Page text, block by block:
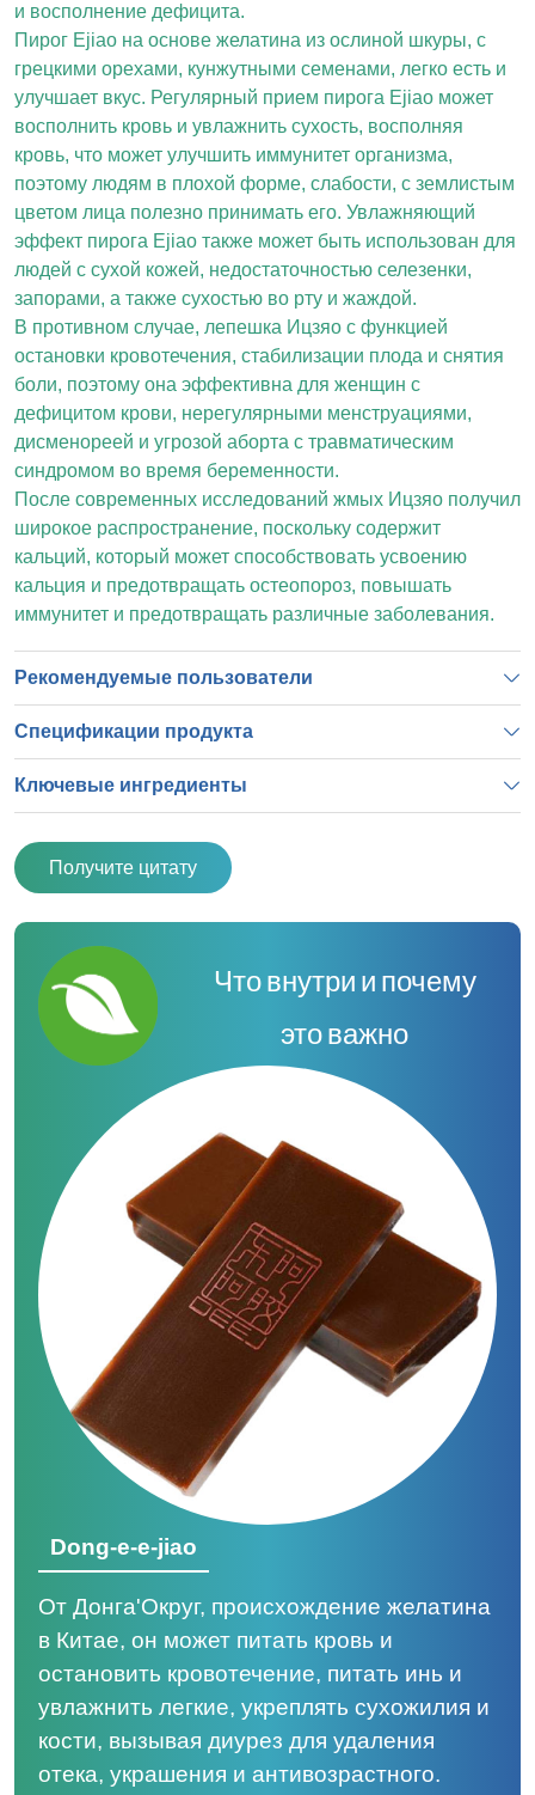
и восполнение дефицита.
Пирог Ejiao на основе желатина из ослиной шкуры, с
грецкими орехами, кунжутными семенами, легко есть и
улучшает вкус. Регулярный прием пирога Ejiao может
восполнить кровь и увлажнить сухость, восполняя
кровь, что может улучшить иммунитет организма,
поэтому людям в плохой форме, слабости, с землистым
цветом лица полезно принимать его. Увлажняющий
эффект пирога Ejiao также может быть использован для
людей с сухой кожей, недостаточностью селезенки,
запорами, а также сухостью во рту и жаждой.
В противном случае, лепешка Ицзяо с функцией
остановки кровотечения, стабилизации плода и снятия
боли, поэтому она эффективна для женщин с
дефицитом крови, нерегулярными менструациями,
дисменореей и угрозой аборта с травматическим
синдромом во время беременности.
После современных исследований жмых Ицзяо получил
широкое распространение, поскольку содержит
кальций, который может способствовать усвоению
кальция и предотвращать остеопороз, повышать
иммунитет и предотвращать различные заболевания.
Рекомендуемые пользователи
Спецификации продукта
Ключевые ингредиенты
Получите цитату
Что внутри и почему
это важно
Dong-e-e-jiao
От Донга'Округ, происхождение желатина
в Китае, он может питать кровь и
остановить кровотечение, питать инь и
увлажнить легкие, укреплять сухожилия и
кости, вызывая диурез для удаления
отека, украшения и антивозрастного.